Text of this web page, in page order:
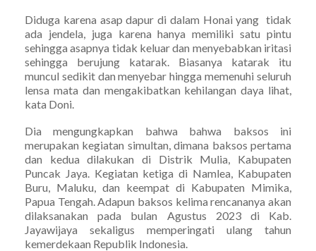
Diduga karena asap dapur di dalam Honai yang tidak
ada jendela, juga karena hanya memiliki satu pintu
sehingga asapnya tidak keluar dan menyebabkan iritasi
sehingga berujung katarak. Biasanya katarak itu
muncul sedikit dan menyebar hingga memenuhi seluruh
lensa mata dan mengakibatkan kehilangan daya lihat,
kata Doni.
Dia mengungkapkan bahwa bahwa baksos ini
merupakan kegiatan simultan, dimana baksos pertama
dan kedua dilakukan di Distrik Mulia, Kabupaten
Puncak Jaya. Kegiatan ketiga di Namlea, Kabupaten
Buru, Maluku, dan keempat di Kabupaten Mimika,
Papua Tengah. Adapun baksos kelima rencananya akan
dilaksanakan pada bulan Agustus 2023 di Kab.
Jayawijaya sekaligus memperingati ulang tahun
kemerdekaan Republik Indonesia.